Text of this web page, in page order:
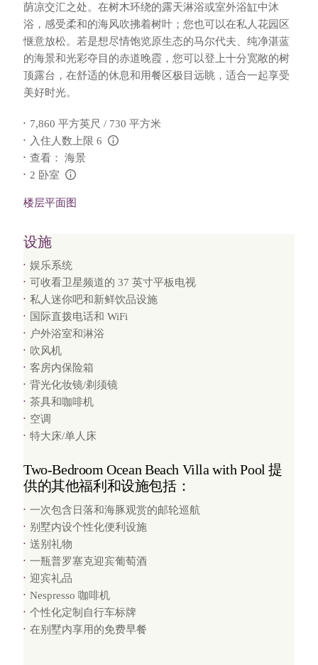
荫凉交汇之处。在树木环绕的露天淋浴或室外浴缸中沐
浴，感受柔和的海风吹拂着树叶；您也可以在私人花园区
惬意放松。若是想尽情饱览原生态的马尔代夫、纯净湛蓝
的海景和光彩夺目的赤道晚霞，您可以登上十分宽敞的树
顶露台，在舒适的休息和用餐区极目远眺，适合一起享受
美好时光。
7,860 平方英尺 / 730 平方米
入住人数上限 6
查看： 海景
2 卧室
楼层平面图
设施
娱乐系统
可收看卫星频道的 37 英寸平板电视
私人迷你吧和新鲜饮品设施
国际直拨电话和 WiFi
户外浴室和淋浴
吹风机
客房内保险箱
背光化妆镜/剃须镜
茶具和咖啡机
空调
特大床/单人床
Two-Bedroom Ocean Beach Villa with Pool 提
供的其他福利和设施包括：
一次包含日落和海豚观赏的邮轮巡航
别墅内设个性化便利设施
送别礼物
一瓶普罗塞克迎宾葡萄酒
迎宾礼品
Nespresso 咖啡机
个性化定制自行车标牌
在别墅内享用的免费早餐